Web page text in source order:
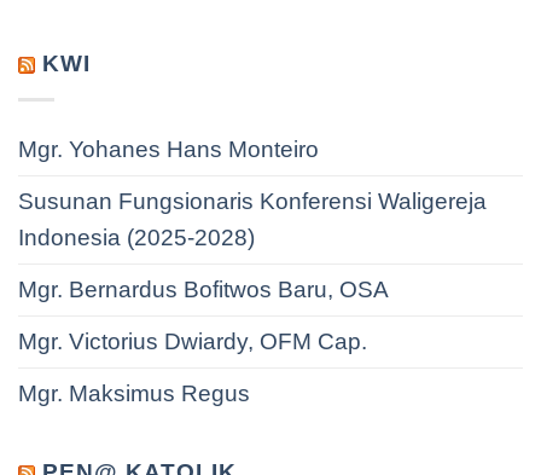
KWI
Mgr. Yohanes Hans Monteiro
Susunan Fungsionaris Konferensi Waligereja
Indonesia (2025-2028)
Mgr. Bernardus Bofitwos Baru, OSA
Mgr. Victorius Dwiardy, OFM Cap.
Mgr. Maksimus Regus